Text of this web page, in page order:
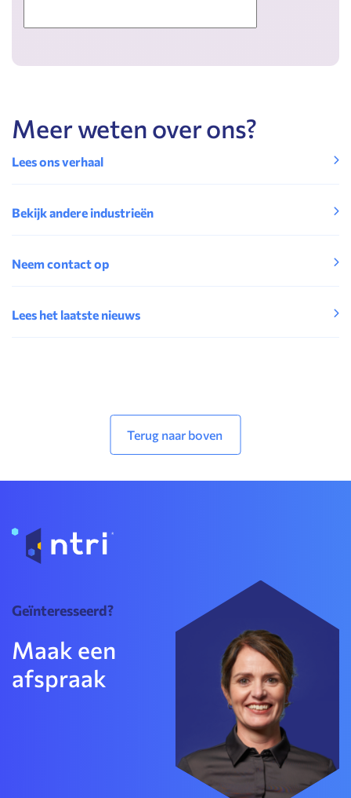
Meer weten over ons?
Lees ons verhaal
Bekijk andere industrieën
Neem contact op
Lees het laatste nieuws
Geïnteresseerd?
Maak een
afspraak
Terug naar boven